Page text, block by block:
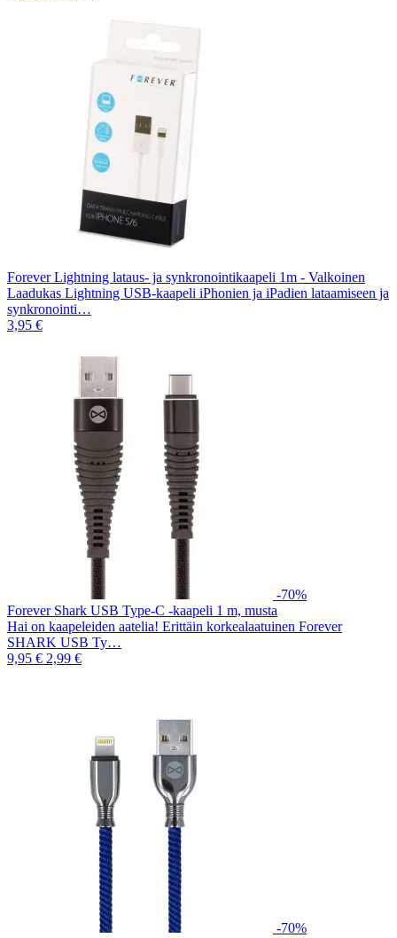
Forever Lightning lataus- ja synkronointikaapeli 1m - Valkoinen
Laadukas Lightning USB-kaapeli iPhonien ja iPadien lataamiseen ja
synkronointi…
3,95 €
-70%
Forever Shark USB Type-C -kaapeli 1 m, musta
Hai on kaapeleiden aatelia! Erittäin korkealaatuinen Forever
SHARK USB Ty…
9,95 € 2,99 €
-70%